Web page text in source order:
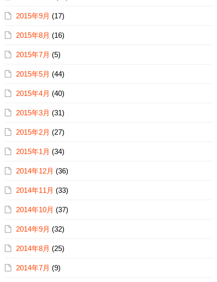
2015年9月 (17)
2015年8月 (16)
2015年7月 (5)
2015年5月 (44)
2015年4月 (40)
2015年3月 (31)
2015年2月 (27)
2015年1月 (34)
2014年12月 (36)
2014年11月 (33)
2014年10月 (37)
2014年9月 (32)
2014年8月 (25)
2014年7月 (9)